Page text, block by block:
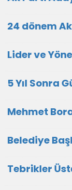
24 dönem
Lider ve
5 Yıl Sonra
Mehmet
Belediye
Tebrikler